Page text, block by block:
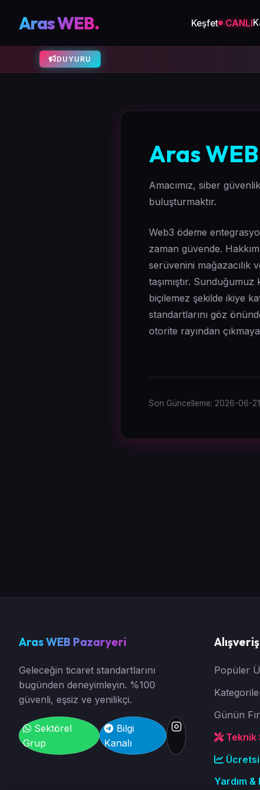
Aras WEB. Keşfet CANLI
DUYURU
Aras
Amacımız, siber
buluşturmaktır.
Web3 ödeme
zaman güvende.
serüvenini mağazacılık
taşımıştır.
biçilemez şekilde ikiye
standartlarını göz
otorite rayından
Son Güncelleme: 2026-06-
Aras WEB Pazaryeri
Geleceğin ticaret standartlarını
bugünden deneyimleyin. %100
güvenli, eşsiz ve yenilikçi.
Sektörel
Grup
Bilgi
Kanalı
Alışveriş
Popüler
Günün
Teknik
Yardım